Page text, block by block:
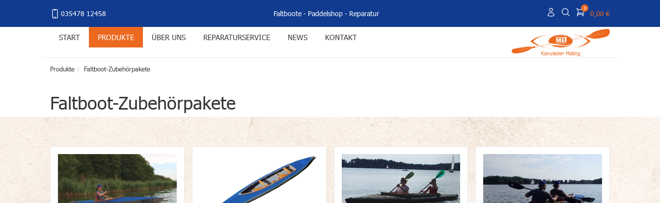
035478 12458 Faltboote- Paddelshop- Reparatur
0
0,00 €
START PRODUKTE ÜBER UNS REPARATURSERVICE NEWS KONTAKT
Kanuladen Mating
Produkte Faltboot-Zubehörpakete
Faltboot-Zubehörpakete